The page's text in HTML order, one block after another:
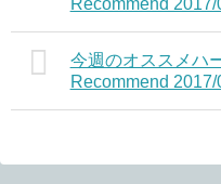
今週のオススメハ
Recommend 2017/